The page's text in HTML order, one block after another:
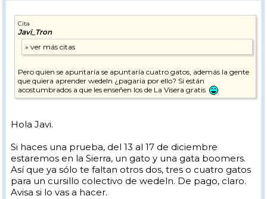
Cita
Javi_Tron
Pero quien se apuntaría se apuntaría cuatro gatos, además la gente
que quiera aprender wedeln ¿pagaría por ello? Si están
acostumbrados a que les enseñen los de La Visera gratis
Hola Javi.
Si haces una prueba, del 13 al 17 de diciembre
estaremos en la Sierra, un gato y una gata boomers.
Así que ya sólo te faltan otros dos, tres o cuatro gatos
para un cursillo colectivo de wedeln. De pago, claro.
Avisa si lo vas a hacer.